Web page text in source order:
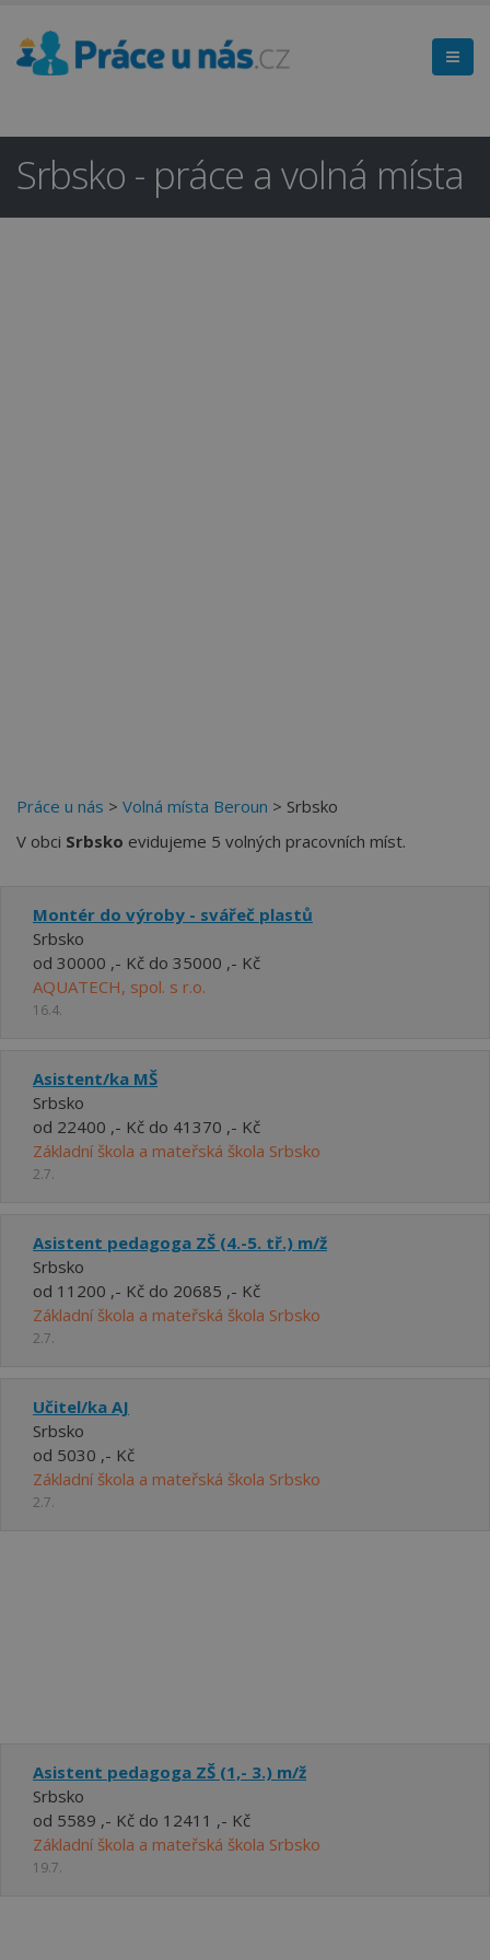
Srbsko - práce a volná místa
Práce u nás > Volná místa Beroun > Srbsko
V obci Srbsko evidujeme 5 volných pracovních míst.
Montér do výroby - svářeč plastů
Srbsko
od 30000 ,- Kč do 35000 ,- Kč
AQUATECH, spol. s r.o.
16.4.
Asistent/ka MŠ
Srbsko
od 22400 ,- Kč do 41370 ,- Kč
Základní škola a mateřská škola Srbsko
2.7.
Asistent pedagoga ZŠ (4.-5. tř.) m/ž
Srbsko
od 11200 ,- Kč do 20685 ,- Kč
Základní škola a mateřská škola Srbsko
2.7.
Učitel/ka AJ
Srbsko
od 5030 ,- Kč
Základní škola a mateřská škola Srbsko
2.7.
Asistent pedagoga ZŠ (1,- 3.) m/ž
Srbsko
od 5589 ,- Kč do 12411 ,- Kč
Základní škola a mateřská škola Srbsko
19.7.